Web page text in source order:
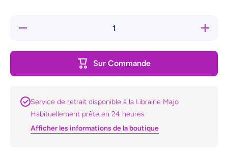
Réduire
la
sale ?
Sur Commande
Service de retrait disponible à la Librairie Majo
Habituellement prête en 24 heures
Afficher les informations de la boutique